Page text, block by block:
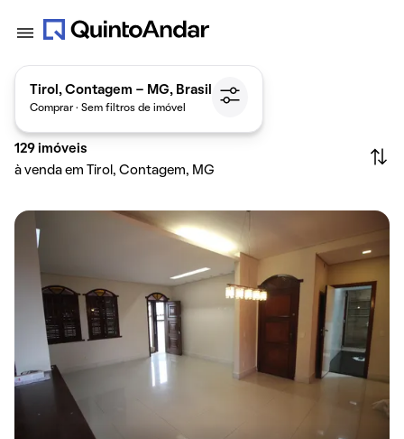
Tirol, Contagem - MG, Brasil
Comprar · Sem filtros de imóvel
129 imóveis
à venda em Tirol, Contagem, MG